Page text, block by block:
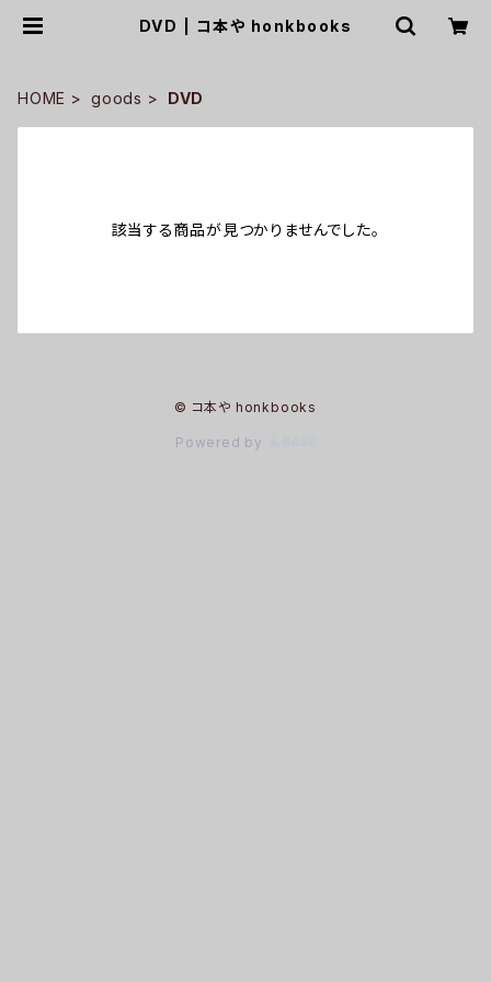
DVD | コ本や honkbooks
HOME goods DVD
該当する商品が見つかりませんでした。
© コ本や honkbooks
Powered by